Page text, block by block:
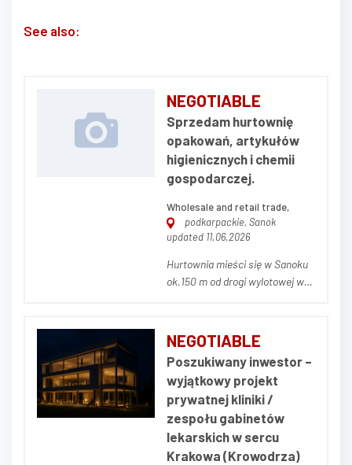
See also:
NEGOTIABLE
Sprzedam hurtownię
opakowań, artykułów
higienicznych i chemii
gospodarczej.
Wholesale and retail trade,
podkarpackie, Sanok
updated 11.06.2026
Hurtownia mieści się w Sanoku
ok.150 m od drogi wylotowej w
budynków łączna wynosi
600m2, Na budynki składają się
dwa magazyny, jeden z nich
połączony jest z częścią
socjalno-biurową, która może...
NEGOTIABLE
Poszukiwany inwestor –
wyjątkowy projekt
prywatnej kliniki /
zespołu gabinetów
lekarskich w sercu
Krakowa (Krowodrza)